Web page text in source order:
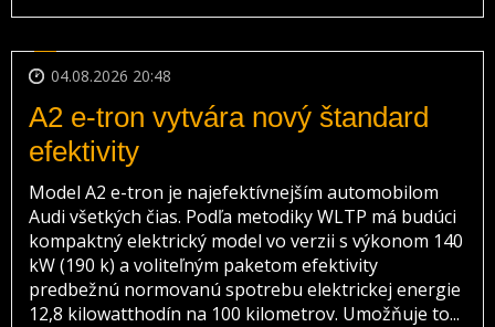
04.08.2026 20:48
A2 e-tron vytvára nový štandard
efektivity
Model A2 e-tron je najefektívnejším automobilom
Audi všetkých čias. Podľa metodiky WLTP má budúci
kompaktný elektrický model vo verzii s výkonom 140
kW (190 k) a voliteľným paketom efektivity
predbežnú normovanú spotrebu elektrickej energie
12,8 kilowatthodín na 100 kilometrov. Umožňuje to...